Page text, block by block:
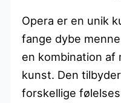
Opera er en unik
fange dybe
en kombination af
kunst. Den
forskellige